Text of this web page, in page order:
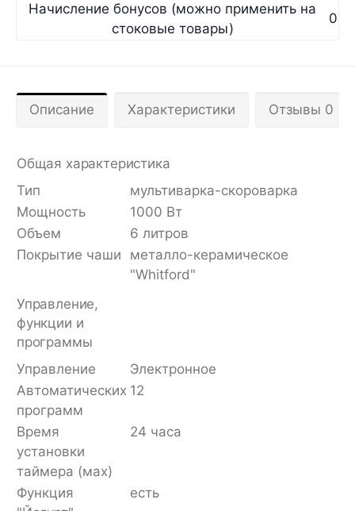
Начисление бонусов (можно применить на
стоковые товары)
0
Описание Характеристики Отзывы 0
Общая характеристика
Тип
мультиварка-скороварка
Мощность
1000 Вт
Объем
6 литров
Покрытие чаши
металло-керамическое
"Whitford"
Управление,
функции и
программы
Управление
Электронное
Автоматических
программ
12
Время
установки
таймера (мах)
24 часа
Функция
есть